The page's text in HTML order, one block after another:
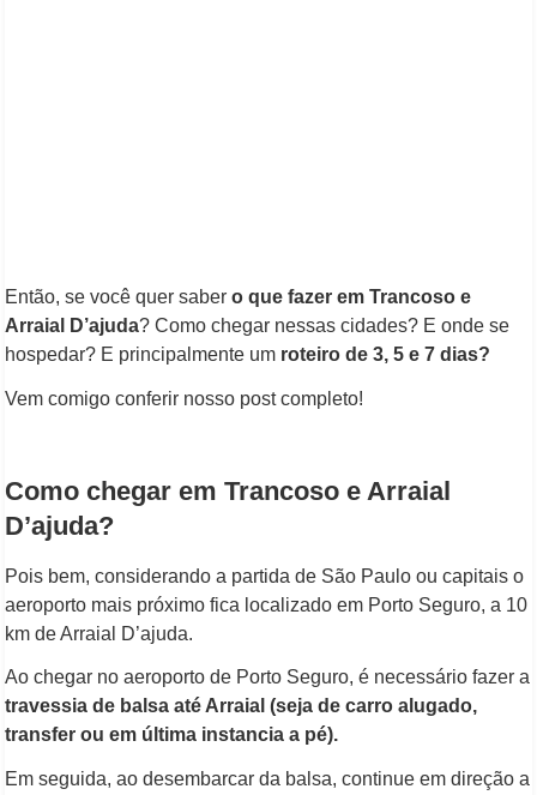
Então, se você quer saber o que fazer em Trancoso e
Arraial D’ajuda? Como chegar nessas cidades? E onde se
hospedar? E principalmente um roteiro de 3, 5 e 7 dias?
Vem comigo conferir nosso post completo!
Como chegar em Trancoso e Arraial
D’ajuda?
Pois bem, considerando a partida de São Paulo ou capitais o
aeroporto mais próximo fica localizado em Porto Seguro, a 10
km de Arraial D’ajuda.
Ao chegar no aeroporto de Porto Seguro, é necessário fazer a
travessia de balsa até Arraial (seja de carro alugado,
transfer ou em última instancia a pé).
Em seguida, ao desembarcar da balsa, continue em direção a